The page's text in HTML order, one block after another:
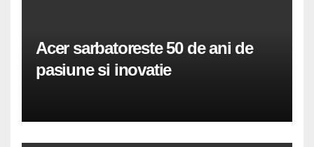
Acer sarbatoreste 50 de ani de
pasiune si inovatie